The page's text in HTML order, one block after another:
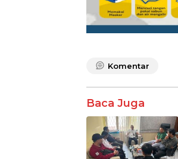
Komentar
Baca Juga